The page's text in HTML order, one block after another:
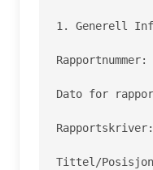
1. Generell
Rapportnummer:
Dato for
Tittel/